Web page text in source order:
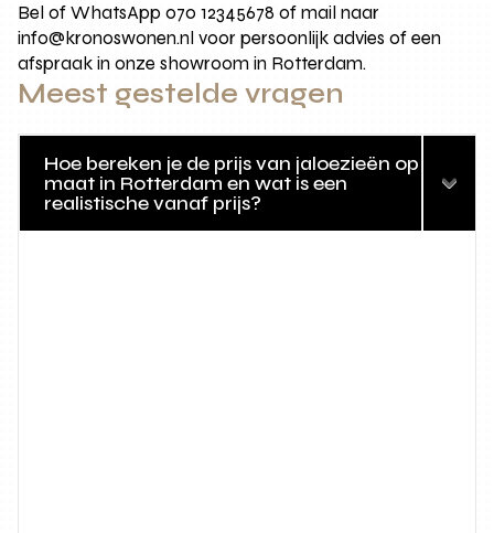
Bel of WhatsApp 070 12345678 of mail naar
info@kronoswonen.nl voor persoonlijk advies of een
afspraak in onze showroom in Rotterdam.
Meest gestelde vragen
Hoe bereken je de prijs van jaloezieën op
maat in Rotterdam en wat is een
realistische vanaf prijs?